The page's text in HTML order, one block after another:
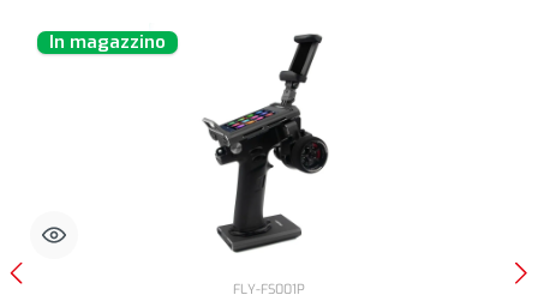
Salta la galleria dei prodotti
In magazzino
FLY-FS001P